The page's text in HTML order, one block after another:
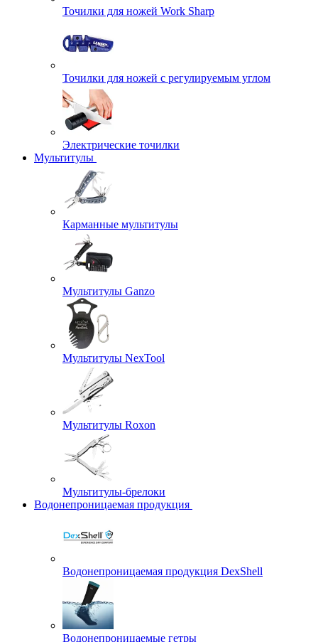
Точилки для ножей Work Sharp
Точилки для ножей с регулируемым углом
Электрические точилки
Мультитулы
Карманные мультитулы
Мультитулы Ganzo
Мультитулы NexTool
Мультитулы Roxon
Мультитулы-брелоки
Водонепроницаемая продукция
Водонепроницаемая продукция DexShell
Водонепроницаемые гетры